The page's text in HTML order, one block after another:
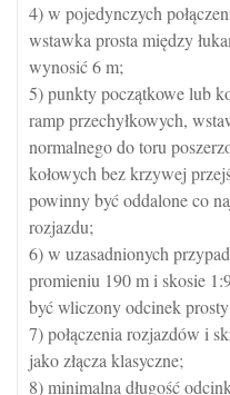
4) w pojedynczych
wstawka prosta między
wynosić 6 m;
5) punkty początkowe lub
ramp przechyłkowych,
normalnego do toru
kołowych bez krzywej
powinny być oddalone co
rozjazdu;
6) w uzasadnionych
promieniu 190 m i skosie
być wliczony odcinek
7) połączenia rozjazdów i
jako złącza klasyczne;
8) minimalna długość